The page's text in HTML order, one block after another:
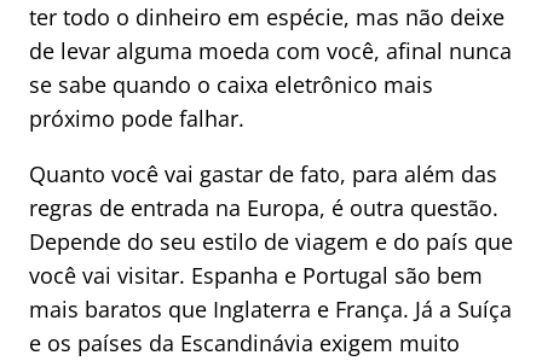
ter todo o dinheiro em espécie, mas não deixe
de levar alguma moeda com você, afinal nunca
se sabe quando o caixa eletrônico mais
próximo pode falhar.
Quanto você vai gastar de fato, para além das
regras de entrada na Europa, é outra questão.
Depende do seu estilo de viagem e do país que
você vai visitar. Espanha e Portugal são bem
mais baratos que Inglaterra e França. Já a Suíça
e os países da Escandinávia exigem muito